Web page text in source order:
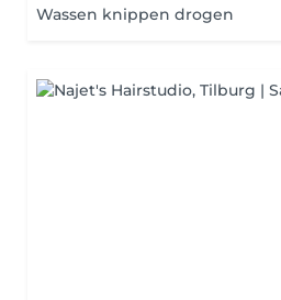
Wassen knippen drogen